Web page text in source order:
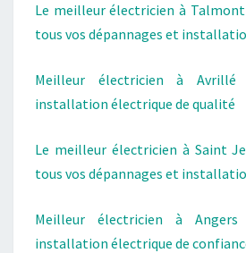
Le meilleur électricien à
tous vos dépannages et
Meilleur électricien à
installation électrique de qualité
Le meilleur électricien à Saint
tous vos dépannages et
Meilleur électricien à
installation électrique de